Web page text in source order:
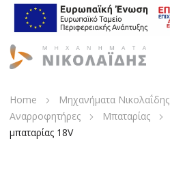
Home Μηχανήματα Νικολαΐδης
Αναρροφητήρες
Μπαταρίας
μπαταρίας 18V